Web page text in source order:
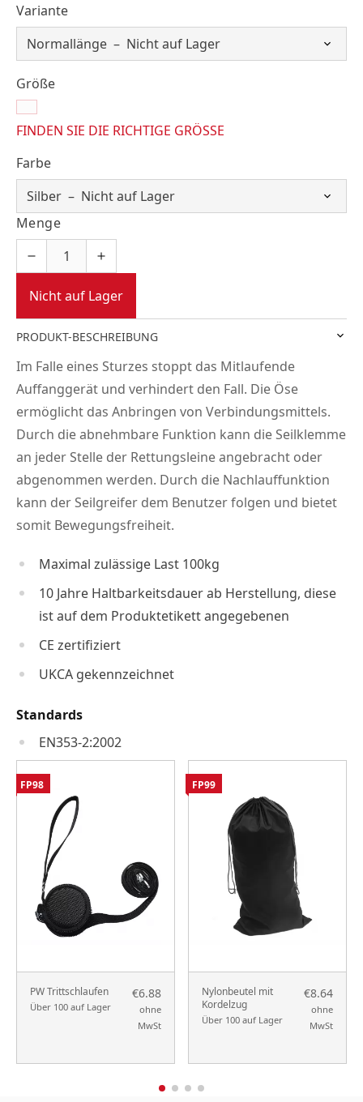
Variante
Größe
FINDEN SIE DIE RICHTIGE GRÖSSE
Farbe
Menge
Nicht auf Lager
PRODUKT-BESCHREIBUNG
Im Falle eines Sturzes stoppt das Mitlaufende
Auffanggerät und verhindert den Fall. Die Öse
ermöglicht das Anbringen von Verbindungsmittels.
Durch die abnehmbare Funktion kann die Seilklemme
an jeder Stelle der Rettungsleine angebracht oder
abgenommen werden. Durch die Nachlauffunktion
kann der Seilgreifer dem Benutzer folgen und bietet
somit Bewegungsfreiheit.
Maximal zulässige Last 100kg
10 Jahre Haltbarkeitsdauer ab Herstellung, diese
ist auf dem Produktetikett angegebenen
CE zertifiziert
UKCA gekennzeichnet
Standards
EN353-2:2002
PW Trittschlaufen
Über 100 auf Lager
€6.88
ohne
MwSt
FP98
Nylonbeutel mit
Kordelzug
Über 100 auf Lager
€8.64
ohne
MwSt
FP99